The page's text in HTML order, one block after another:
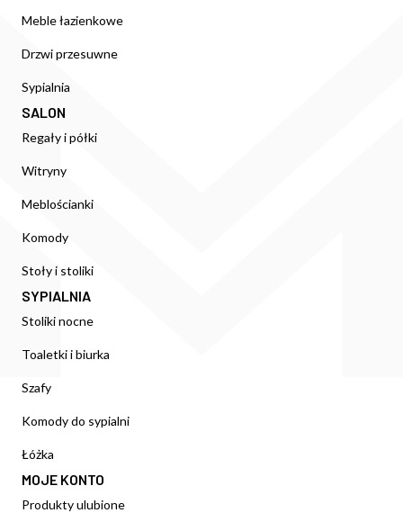
Meble łazienkowe
Drzwi przesuwne
Sypialnia
SALON
Regały i półki
Witryny
Meblościanki
Komody
Stoły i stoliki
SYPIALNIA
Stoliki nocne
Toaletki i biurka
Szafy
Komody do sypialni
Łóżka
MOJE KONTO
Produkty ulubione